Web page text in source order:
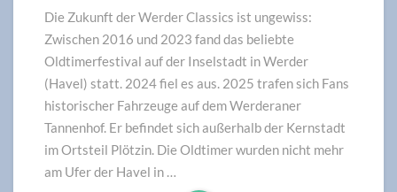
2027
auf
dem
Tannenhof?
Die Zukunft der Werder Classics ist ungewiss:
Zwischen 2016 und 2023 fand das beliebte
Oldtimerfestival auf der Inselstadt in Werder
(Havel) statt. 2024 fiel es aus. 2025 trafen sich Fans
historischer Fahrzeuge auf dem Werderaner
Tannenhof. Er befindet sich außerhalb der Kernstadt
im Ortsteil Plötzin. Die Oldtimer wurden nicht mehr
am Ufer der Havel in …